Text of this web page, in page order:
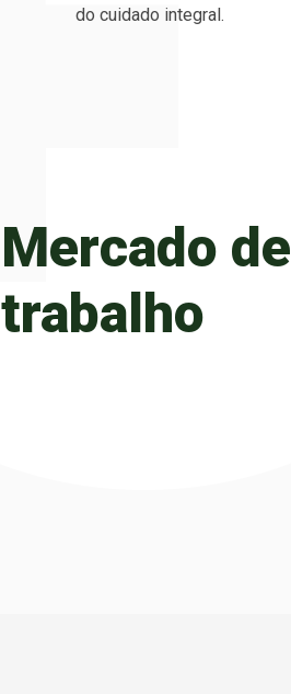
do cuidado integral.
Mercado de
trabalho